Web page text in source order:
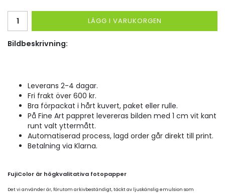
LÄGG I VARUKORGEN
Bildbeskrivning:
Leverans 2-4 dagar.
Fri frakt över 600 kr.
Bra förpackat i hårt kuvert, paket eller rulle.
På Fine Art pappret levereras bilden med 1 cm vit kant
runt valt yttermått.
Automatiserad process, lagd order går direkt till print.
Betalning via Klarna.
FujiColor är högkvalitativa fotopapper
Det vi använder är, förutom arkivbeständigt, täckt av ljuskänslig emulsion som